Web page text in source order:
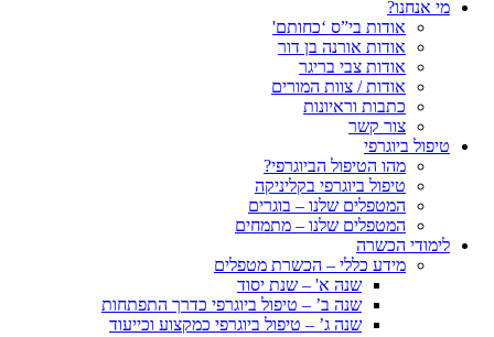
מי אנחנו?
אודות בי”ס ‘כחותם'
אודות אורנה בן דור
אודות צבי בריגר
אודות / צוות המורים
כתבות וראיונות
צור קשר
טיפול ביוגרפי
מהו הטיפול הביוגרפי?
טיפול ביוגרפי בקליניקה
המטפלים שלנו – בוגרים
המטפלים שלנו – מתמחים
לימודי הכשרה
מידע כללי – הכשרת מטפלים
שנה א' – שנת יסוד
שנה ב’ – טיפול ביוגרפי כדרך התפתחות
שנה ג’ – טיפול ביוגרפי כמקצוע וכייעוד